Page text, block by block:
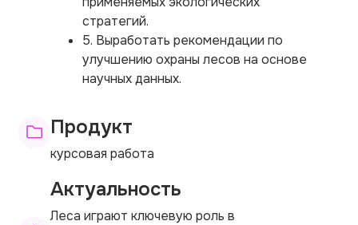
стратегий.
5. Выработать рекомендации по
улучшению охраны лесов на основе
научных данных.
Продукт
курсовая работа
Актуальность
Леса играют ключевую роль в